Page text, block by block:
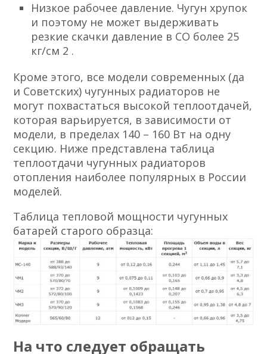
Низкое рабочее давление. Чугун хрупок
и поэтому не может выдерживать
резкие скачки давление в СО более 25
кг/см 2 .
Кроме этого, все модели современных (да
и Советских) чугунных радиаторов не
могут похвастаться высокой теплоотдачей,
которая варьируется, в зависимости от
модели, в пределах 140 – 160 Вт на одну
секцию. Ниже представлена таблица
теплоотдачи чугунных радиаторов
отопления наиболее популярных в России
моделей.
Таблица тепловой мощности чугунных
батарей старого образца:
На что следует обращать